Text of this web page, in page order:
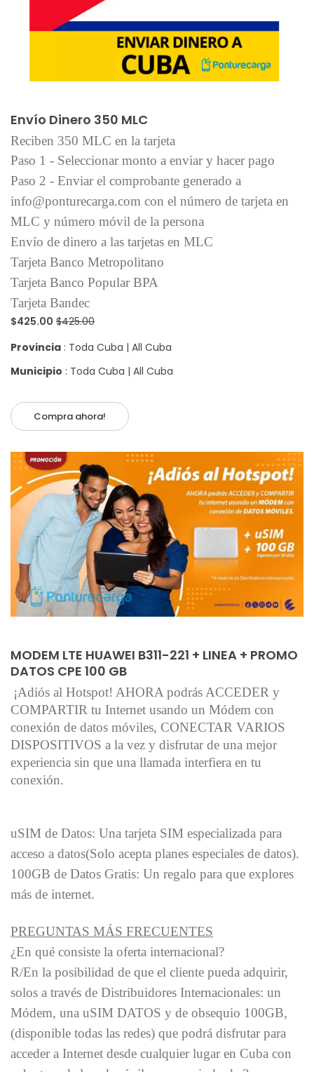
Envío Dinero 350 MLC
Reciben 350 MLC en la tarjeta
Paso 1 - Seleccionar monto a enviar y hacer pago
Paso 2 - Enviar el comprobante generado a
info@ponturecarga.com con el número de tarjeta en
MLC y número móvil de la persona
Envío de dinero a las tarjetas en MLC
Tarjeta Banco Metropolitano
Tarjeta Banco Popular BPA
Tarjeta Bandec
$425.00 $425.00
Provincia : Toda Cuba | All Cuba
Municipio : Toda Cuba | All Cuba
Compra ahora!
MODEM LTE HUAWEI B311-221 + LINEA + PROMO
DATOS CPE 100 GB
¡Adiós al Hotspot! AHORA podrás ACCEDER y
COMPARTIR tu Internet usando un Módem con
conexión de datos móviles, CONECTAR VARIOS
DISPOSITIVOS a la vez y disfrutar de una mejor
experiencia sin que una llamada interfiera en tu
conexión.
uSIM de Datos: Una tarjeta SIM especializada para
acceso a datos(Solo acepta planes especiales de datos).
100GB de Datos Gratis: Un regalo para que explores
más de internet.
PREGUNTAS MÁS FRECUENTES
¿En qué consiste la oferta internacional?
R/En la posibilidad de que el cliente pueda adquirir,
solos a través de Distribuidores Internacionales: un
Módem, una uSIM DATOS y de obsequio 100GB,
(disponible todas las redes) que podrá disfrutar para
acceder a Internet desde cualquier lugar en Cuba con